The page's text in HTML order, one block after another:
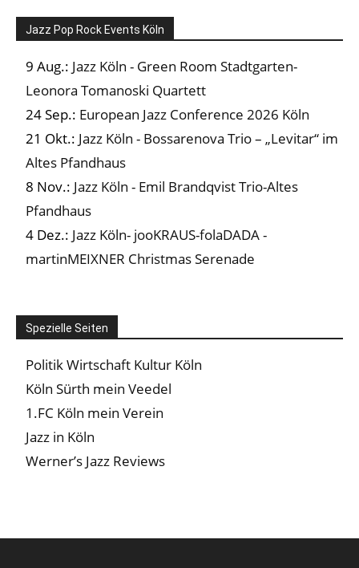
Jazz Pop Rock Events Köln
9 Aug.: Jazz Köln - Green Room Stadtgarten-
Leonora Tomanoski Quartett
24 Sep.: European Jazz Conference 2026 Köln
21 Okt.: Jazz Köln - Bossarenova Trio – „Levitar“ im
Altes Pfandhaus
8 Nov.: Jazz Köln - Emil Brandqvist Trio-Altes
Pfandhaus
4 Dez.: Jazz Köln- jooKRAUS-folaDADA -
martinMEIXNER Christmas Serenade
Spezielle Seiten
Politik Wirtschaft Kultur Köln
Köln Sürth mein Veedel
1.FC Köln mein Verein
Jazz in Köln
Werner’s Jazz Reviews